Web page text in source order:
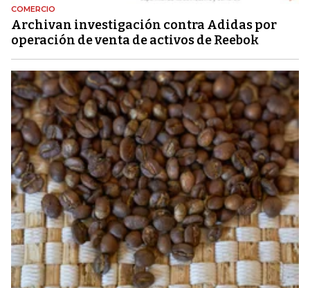
COMERCIO
Archivan investigación contra Adidas por
operación de venta de activos de Reebok